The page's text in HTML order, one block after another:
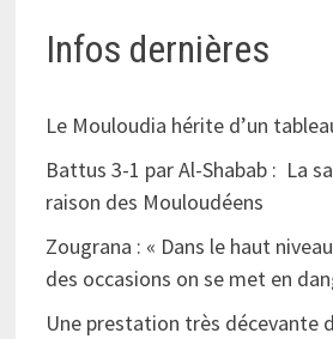
Infos dernières
Le Mouloudia hérite d’un
Battus 3-1 par Al-Shabab : La
raison des Mouloudéens
Zougrana : « Dans le haut
des occasions on se met en
Une prestation très décevante